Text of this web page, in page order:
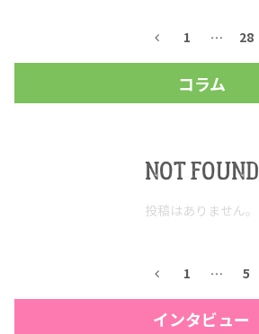
1 … 28
コラム
NOT FOUND
投稿はありません。
1 … 5
インタビュー